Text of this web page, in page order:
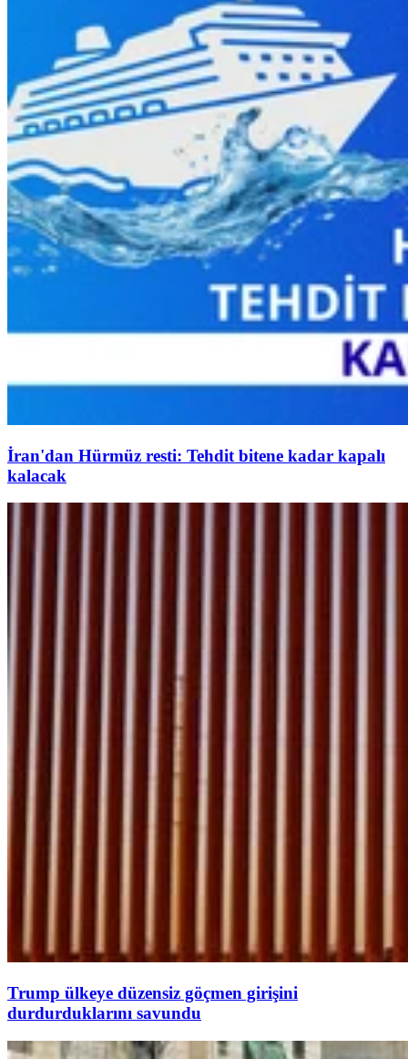
İran'dan Hürmüz resti: Tehdit bitene kadar kapalı
kalacak
Trump ülkeye düzensiz göçmen girişini
durdurduklarını savundu